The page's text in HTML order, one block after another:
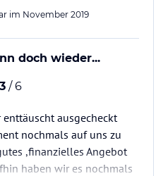
lies vor der Buchung die
des jeweiligen Veranstalters.
im November 2019
doch wieder...
3 / 6
ausgecheckt
nochmals auf uns zu
,finanzielles Angebot
haben wir es nochmals